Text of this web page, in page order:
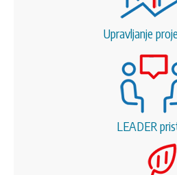
Upravljanje
LEADER